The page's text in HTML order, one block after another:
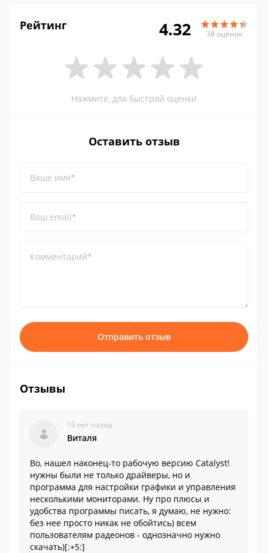
Рейтинг 4.32 38 оценок
Нажмите, для быстрой оценки
Оставить отзыв
Ваше имя*
Ваш email*
Комментарий*
Отправить отзыв
Отзывы
10 лет назад
Виталя
Во, нашел наконец-то рабочую версию Catalyst!
нужны были не только драйверы, но и
программа для настройки графики и управления
несколькими мониторами. Ну про плюсы и
удобства программы писать, я думаю, не нужно:
без нее просто никак не обойтись) всем
пользователям радеонов - однозначно нужно
скачать)[:+5:]